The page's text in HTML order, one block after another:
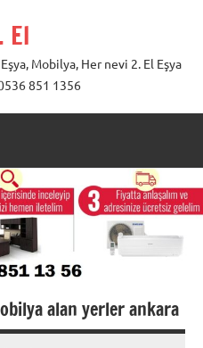
El
Mobilya, Her nevi 2. El Eşya
851 1356
alan yerler ankara